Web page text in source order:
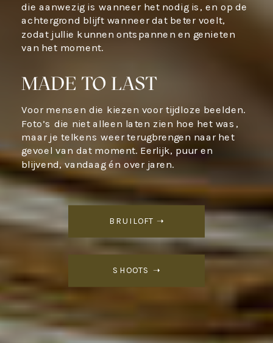
Voor mensen die kiezen voor tijdloze beelden.
Foto’s die niet alleen laten zien hoe het was,
maar je telkens weer terugbrengen naar het
gevoel van dat moment. Eerlijk, puur en
blijvend, vandaag én over jaren.
MADE TO LAST
die aanwezig is wanneer het nodig is, en op de
achtergrond blijft wanneer dat beter voelt,
zodat jullie kunnen ontspannen en genieten
van het moment.
BRUILOFT ➝
SHOOTS ➝